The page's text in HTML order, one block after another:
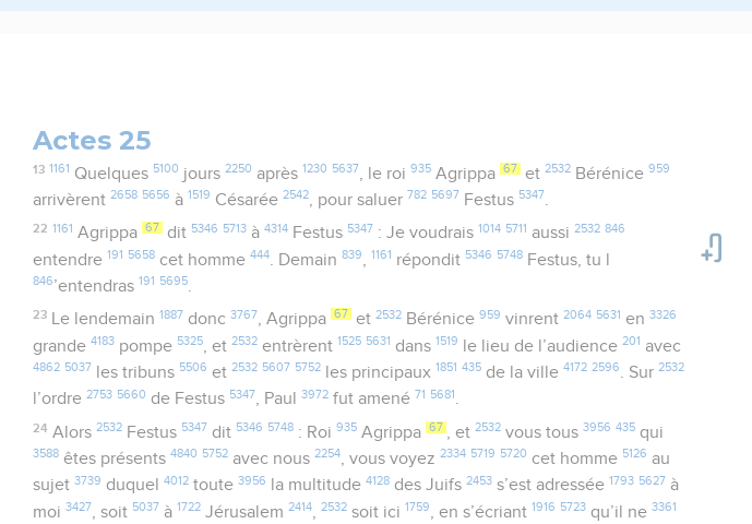
Actes 25
13 1161 Quelques 5100 jours 2250 après 1230 5637 , le roi 935Agrippa 67 et 2532Bérénice 959
arrivèrent2658 5656 à 1519 Césarée2542, pour saluer 782 5697 Festus 5347.
22 1161 Agrippa 67 dit 5346 5713à 4314Festus 5347 : Je voudrais 1014 5711 aussi 2532 846
entendre 191 5658 cet homme444 . Demain839 1161 répondit 5346 5748 Festus, tu l
846’entendras 191 5695.
23 Le lendemain 1887 donc 3767, Agrippa 67 et 2532Bérénice 959 vinrent 2064 5631 en 3326
grande4183 pompe 5325 , et2532 entrèrent 1525 5631 dans 1519 le lieu de l’audience201 avec
4862 5037 les tribuns 5506 et2532 5607 5752 les principaux 1851 435 de la ville4172 2596. Sur2532
l’ordre2753 5660 de Festus 5347, Paul3972 fut amené 71 5681.
24 Alors 2532Festus 5347 dit 5346 5748: Roi 935Agrippa 67 , et 2532vous tous 3956 435qui
3588 êtes présents4840 5752 avec nous2254, vous voyez2334 5719 5720 cet homme 5126 au
sujet3739 duquel4012 toute3956 la multitude4128 des Juifs2453 s’est adressée 1793 5627 à
moi3427 , soit 5037 à 1722 Jérusalem2414 ,2532 soit ici 1759 , en s’écriant 1916 5723 qu’il ne3361